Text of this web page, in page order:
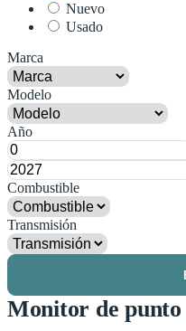
Nuevo
Usado
Marca
Modelo
Año
Combustible
Transmisión
Monitor de punto